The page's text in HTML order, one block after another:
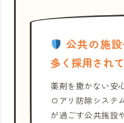
公共の施
多く採用され
薬剤を撒かない安
ロアリ防除システ
が過ごす公共施設